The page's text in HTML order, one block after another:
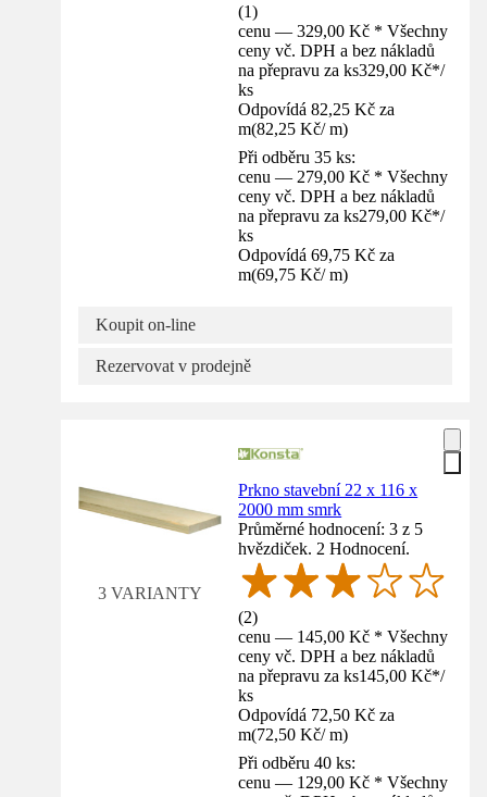
(1)
cenu — 329,00 Kč * Všechny
ceny vč. DPH a bez nákladů
na přepravu za ks329,00 Kč*/
ks
Odpovídá 82,25 Kč za
m(82,25 Kč/ m)
Při odběru 35 ks:
cenu — 279,00 Kč * Všechny
ceny vč. DPH a bez nákladů
na přepravu za ks279,00 Kč*/
ks
Odpovídá 69,75 Kč za
m(69,75 Kč/ m)
Koupit on-line
Rezervovat v prodejně
3 VARIANTY
Prkno stavební 22 x 116 x
2000 mm smrk
Průměrné hodnocení: 3 z 5
hvězdiček. 2 Hodnocení.
(2)
cenu — 145,00 Kč * Všechny
ceny vč. DPH a bez nákladů
na přepravu za ks145,00 Kč*/
ks
Odpovídá 72,50 Kč za
m(72,50 Kč/ m)
Při odběru 40 ks:
cenu — 129,00 Kč * Všechny